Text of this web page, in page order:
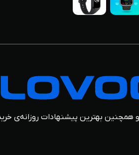
همچنین بهترین پیشنهادات روزانه‌ی